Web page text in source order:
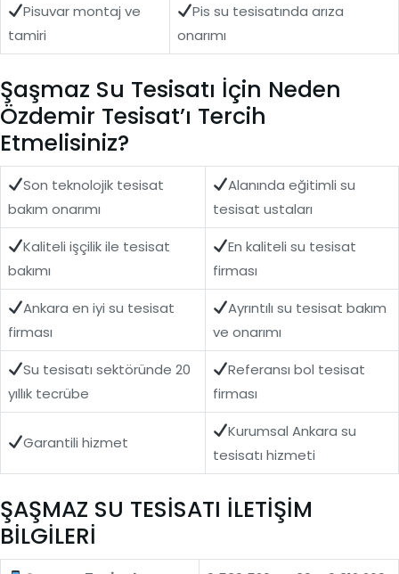
Pisuvar montaj ve
tamiri
Pis su tesisatında arıza
onarımı
Şaşmaz Su Tesisatı İçin Neden
Özdemir Tesisat’ı Tercih
Etmelisiniz?
Son teknolojik tesisat
bakım onarımı
Alanında eğitimli su
tesisat ustaları
Kaliteli işçilik ile tesisat
bakımı
En kaliteli su tesisat
firması
Ankara en iyi su tesisat
firması
Ayrıntılı su tesisat bakım
ve onarımı
Su tesisatı sektöründe 20
yıllık tecrübe
Referansı bol tesisat
firması
Garantili hizmet
Kurumsal Ankara su
tesisatı hizmeti
ŞAŞMAZ SU TESİSATI İLETİŞİM
BİLGİLERİ